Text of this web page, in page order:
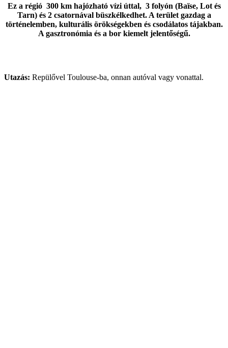
Ez a régió 300 km hajózható vízi úttal, 3 folyón (Baïse, Lot és
Tarn) és 2 csatornával büszkélkedhet. A terület gazdag a
történelemben, kulturális örökségekben és csodálatos tájakban.
A gasztronómia és a bor kiemelt jelentőségű.
Utazás: Repülővel Toulouse-ba, onnan autóval vagy vonattal.